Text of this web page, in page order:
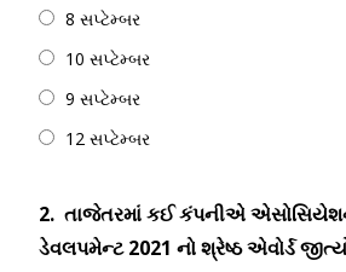
8 સપ્ટેમ્બર
10 સપ્ટેમ્બર
9 સપ્ટેમ્બર
12 સપ્ટેમ્બર
2. તાજેતરમાં કઈ કંપનીએ
ડેવલપમેન્ટ 2021 નો શ્રેષ્ઠ એવોર્ડ